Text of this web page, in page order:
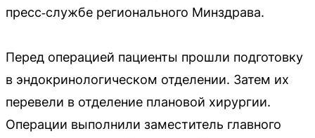
пресс‑службе регионального Минздрава.
Перед операцией пациенты прошли подготовку
в эндокринологическом отделении. Затем их
перевели в отделение плановой хирургии.
Операции выполнили заместитель главного